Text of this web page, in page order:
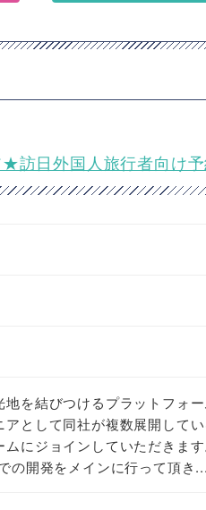
訪日外国人旅行者向け
を結びつけるプラットフォー
として同社が複数展開して
にジョインしていただきます
開発をメインに行って頂き...